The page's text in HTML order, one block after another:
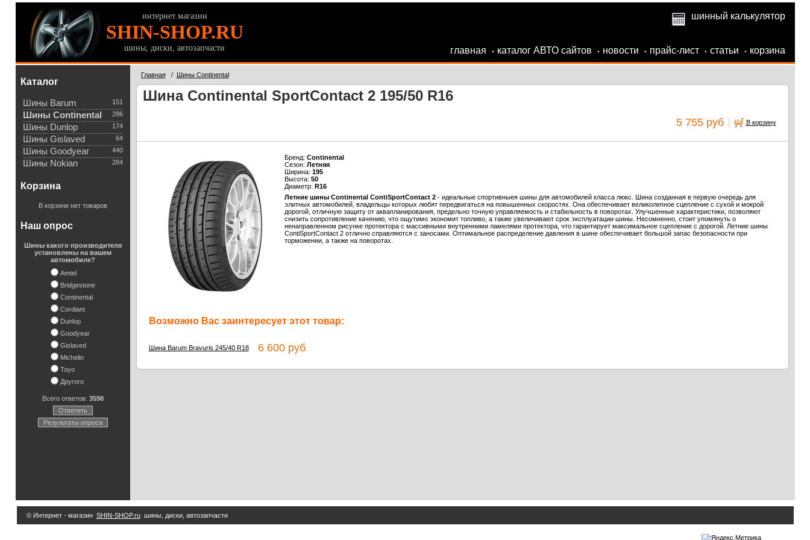
интернет магазин
SHIN-SHOP.RU
шины, диски, автозапчасти
шинный калькулятор
главная • каталог АВТО сайтов • новости • прайс-лист • статьи • корзина
Каталог
151
Шины Barum
286
Шины Continental
174
Шины Dunlop
64
Шины Gislaved
440
Шины Goodyear
284
Шины Nokian
Корзина
В корзине нет товаров
Наш опрос
Шины какого производителя
установлены на вашем
автомобиле?
Amtel
Bridgestone
Continental
Cordiant
Dunlop
Goodyear
Gislaved
Michelin
Toyo
Другого
Всего ответов: 3598
Ответить
Результаты опроса
Главная/ Шины Continental
Шина Continental SportContact 2 195/50 R16
5 755 руб В корзину
Бренд: Continental
Сезон: Летняя
Ширина: 195
Высота: 50
Диаметр: R16
Летние шины Continental ContiSportContact 2- идеальные спортивныея шины для автомобилей класса люкс. Шина созданная в первую очередь для
элитных автомобилей, владельцы которых любят передвигаться на повышенных скоростях. Она обеспечивает великолепное сцепление с сухой и мокрой
дорогой, отличную защиту от аквапланирования, предельно точную управляемость и стабильность в поворотах. Улучшенные характеристики, позволяют
снизить сопротивление качению, что ощутимо экономит топливо, а также увеличивают срок эксплуатации шины. Несомненно, стоит упомянуть о
ненаправленном рисунке протектора с массивными внутренними ламелями протектора, что гарантирует максимальное сцепление с дорогой. Летние шины
ContiSportContact 2 отлично справляются с заносами. Оптимальное распределение давления в шине обеспечивает большой запас безопасности при
торможении, а также на поворотах.
Возможно Вас заинтересует этот товар:
Шина Barum Bravuris 245/40 R186 600 руб
© Интернет - магазин SHIN-SHOP.ruшины, диски, автозапчасти